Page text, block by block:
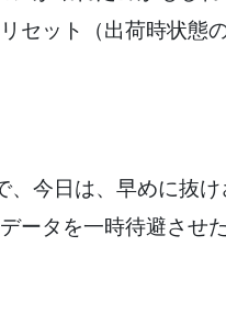
セット（出荷時状態
今日は、早めに抜け
ータを一時待避させ